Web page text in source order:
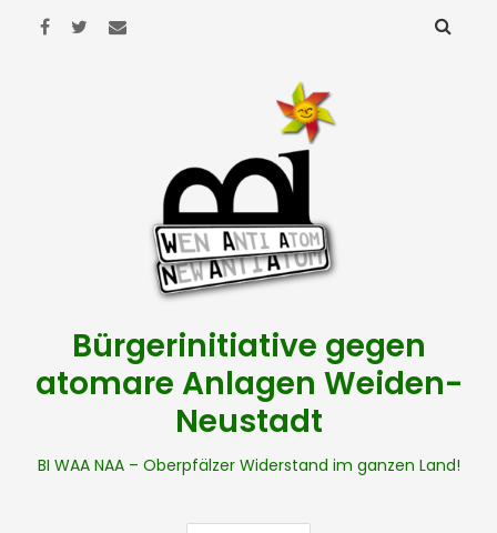
Bürgerinitiative gegen
atomare Anlagen Weiden-
Neustadt
BI WAA NAA – Oberpfälzer Widerstand im ganzen Land!